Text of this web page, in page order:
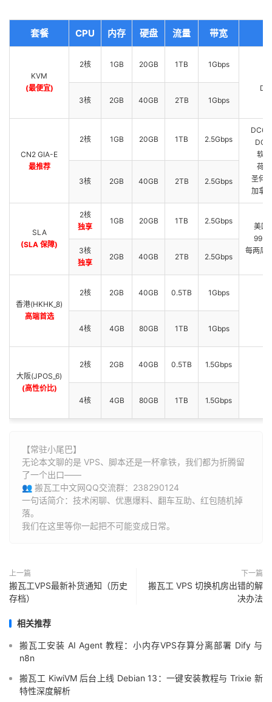
套餐 CPU 内存 硬盘 流量 带宽
KVM
(最便宜)
2核 1GB 20GB 1TB
1Gbps
3核
2GB 40GB 2TB 1Gbps
CN2 GIA-E
最推荐
2核 1GB 20GB 1TB 2.5Gbps
DC6
DC9
软
荷
圣何
加拿
3核 2GB 40GB 2TB 2.5Gbps
SLA
(SLA 保障)
2核
独享
1GB 20GB 1TB 2.5Gbps
美国
每两周
3核
独享
2GB 40GB 2TB 2.5Gbps
香港(HKHK_8)
高端首选
2核 2GB 40GB 0.5TB 1Gbps
4核 4GB 80GB 1TB 1Gbps
大阪(JPOS_6)
(高性价比)
2核 2GB 40GB 0.5TB
1.5Gbps
4核
4GB 80GB 1TB 1.5Gbps
【常驻小尾巴】
无论本文聊的是 VPS、脚本还是一杯拿铁，我们都为折腾留
了一个出口——
👥 搬瓦工中文网QQ交流群：238290124
一句话简介：技术闲聊、优惠爆料、翻车互助、红包随机掉
落。
我们在这里等你一起把不可能变成日常。
上一篇
搬瓦工VPS最新补货通知（历史
存档）
下一篇
搬瓦工 VPS 切换机房出错的解
决办法
相关推荐
搬瓦工安装 AI Agent 教程：小内存VPS存算分离部署 Dify 与
n8n
搬瓦工 KiwiVM 后台上线 Debian 13：一键安装教程与 Trixie 新
特性深度解析